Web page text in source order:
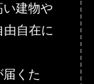
い建物や
自在に
届くた